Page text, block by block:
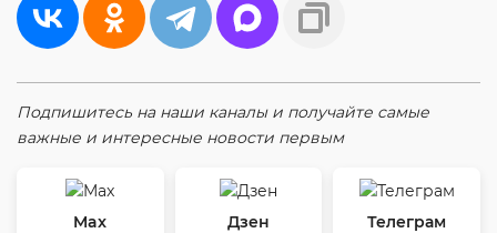
Подпишитесь на наши каналы и получайте самые
важные и интересные новости первым
Max Дзен Телеграм